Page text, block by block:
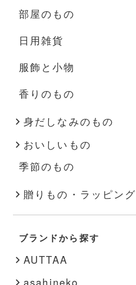
器
グラス・カップ
箸・カトラリー
盆・トレー
その他
台所のものの一覧
調理道具
ふきん・タオル
その他
部屋のもの
部屋のものの一覧
照明
家具
花器
インテリア雑貨
その他
日用雑貨
日用雑貨の一覧
掃除道具
布もの・タオル
ハンドソープ・石鹸
スキンケア
文房具
その他
服飾と小物
服飾と小物の一覧
洋服
バッグ・帽子
アクセサリー
靴下
インナー
その他
香りのもの
香りのものの一覧
アロマ用品
キャンドル
身だしなみのもの
おいしいもの
季節のもの
季節のものの一覧
秋・冬
春・夏
贈りもの・ラッピング
ブランドから探す
AUTTAA